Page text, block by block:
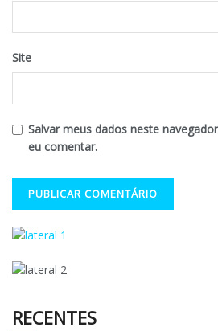
Site
Salvar meus dados neste
eu comentar.
RECENTES